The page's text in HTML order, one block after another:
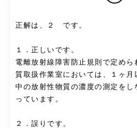
正解は、２ です。
１．正しいです。
電離放射線障害防止規則で定めら
質取扱作業室においては、１ヶ月
中の放射性物質の濃度の測定をし
っています。
２．誤りです。